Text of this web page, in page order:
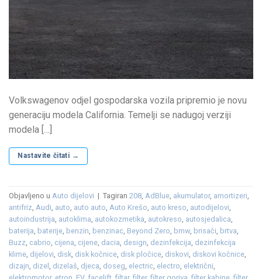
Volkswagenov odjel gospodarska vozila pripremio je novu
generaciju modela California. Temelji se nadugoj verziji
modela […]
Nastavite čitati →
Objavljeno u Auto dijelovi | Tagiran 208, AdBlue, akumulator, amortizeri,
antifriz, Audi, auto, auto auto, Auto Krešo, auto kreso, autodijelovi,
autoindustrija, autoklima, autokozmetika, autokreso, autosjedalica,
baterija, baterije, benzin, benzinac, Beyond Zero, bmw, brisači, brtva,
Buzz, cabrio, cijena, cijene, dacia, design, dezinfekcija, dezinfekcija
klime, dijelovi, disk, disk kočnice, disk pločice, diskovi, diskovi kočnice,
dizajn, dizel , dizelaš, djeca, doseg, electric, electro, električni,